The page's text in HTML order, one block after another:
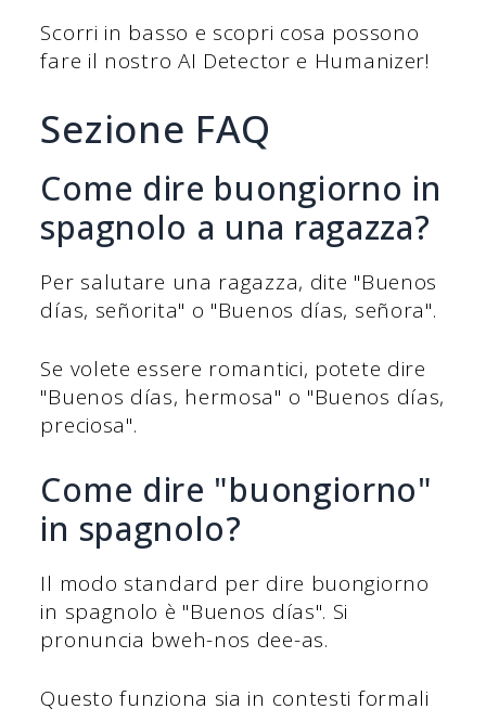
Scorri in basso e scopri cosa possono
fare il nostro AI Detector e Humanizer!
Sezione FAQ
Come dire buongiorno in
spagnolo a una ragazza?
Per salutare una ragazza, dite "Buenos
días, señorita" o "Buenos días, señora".
Se volete essere romantici, potete dire
"Buenos días, hermosa" o "Buenos días,
preciosa".
Come dire "buongiorno"
in spagnolo?
Il modo standard per dire buongiorno
in spagnolo è "Buenos días". Si
pronuncia bweh-nos dee-as.
Questo funziona sia in contesti formali